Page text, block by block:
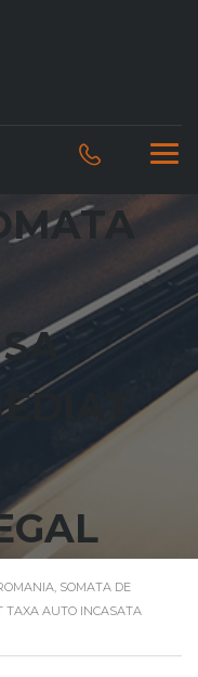
SOMATA DE
TAXA AUTO INCASATA